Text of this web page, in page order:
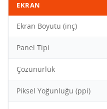
EKRAN
Ekran Boyutu (inç)
Panel Tipi
Çözünürlük
Piksel Yoğunluğu (ppi)